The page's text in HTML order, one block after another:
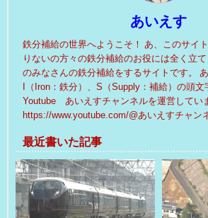
あいえす
鉄分補給の世界へようこそ！ あ、このサイ
りないの方々の鉄分補給のお役には全く立
のみなさんの鉄分補給をするサイトです。 あ
I（Iron：鉄分）、S（Supply：補給）の頭文
Youtube あいえすチャンネルを運営してい
https://www.youtube.com/@あいえすチャン
最近書いた記事